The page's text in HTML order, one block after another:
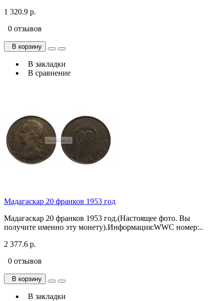
1 320.9 р.
0 отзывов
В корзину
В закладки
В сравнение
Мадагаскар 20 франков 1953 год
Мадагаскар 20 франков 1953 год.(Настоящее фото. Вы
получите именно эту монету).Информация:WWC номер:..
2 377.6 р.
0 отзывов
В корзину
В закладки